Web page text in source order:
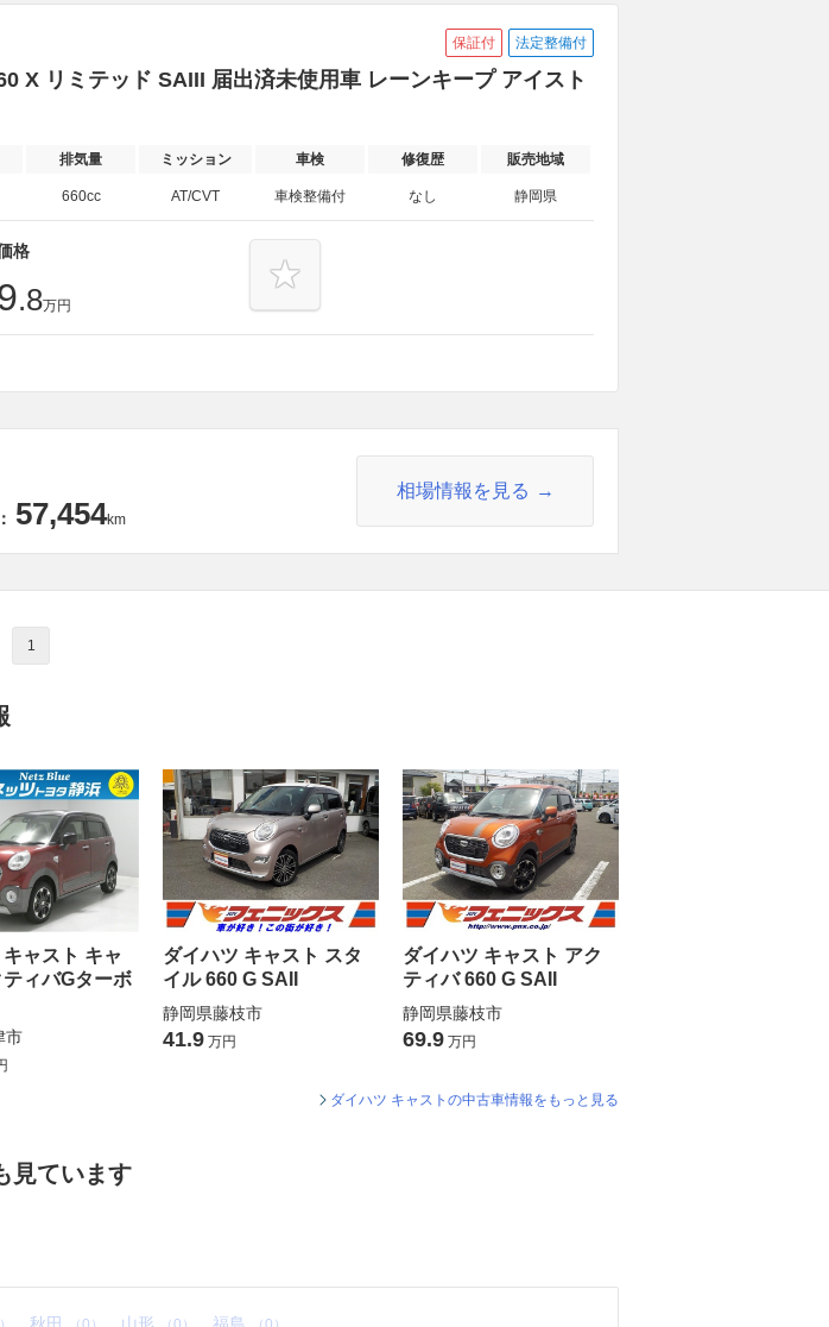
保証付 法定整備付
X リミテッド SAIII 届出済未使用車 レーンキープ アイスト
排気量 ミッション 車検 修復歴 販売地域
660cc AT/CVT 車検整備付 なし 静岡県
格
.8万円
57,454km
相場情報を見る
1
ャスト キャ
ティバGターボ
市
ダイハツ キャスト スタ
イル 660 G SAII
静岡県藤枝市
41.9 万円
ダイハツ キャスト アク
ティバ 660 G SAII
静岡県藤枝市
69.9 万円
ダイハツ キャストの中古車情報をもっと見る
見ています
秋田 山形 福島